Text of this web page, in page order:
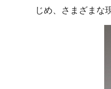
じめ、さまざまな